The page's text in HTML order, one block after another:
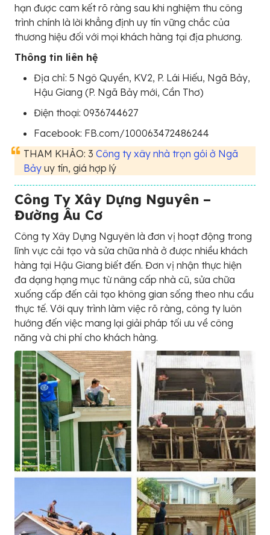
hạn được cam kết rõ ràng sau khi nghiệm thu công
trình chính là lời khẳng định uy tín vững chắc của
thương hiệu đối với mọi khách hàng tại địa phương.
Thông tin liên hệ
Địa chỉ: 5 Ngô Quyền, KV2, P. Lái Hiếu, Ngã Bảy,
Hậu Giang (P. Ngã Bảy mới, Cần Thơ)
Điện thoại: 0936744627
Facebook: FB.com/100063472486244
THAM KHẢO: 3 Công ty xây nhà trọn gói ở Ngã
Bảy uy tín, giá hợp lý
Công Ty Xây Dựng Nguyên –
Đường Âu Cơ
Công ty Xây Dựng Nguyên là đơn vị hoạt động trong
lĩnh vực cải tạo và sửa chữa nhà ở được nhiều khách
hàng tại Hậu Giang biết đến. Đơn vị nhận thực hiện
đa dạng hạng mục từ nâng cấp nhà cũ, sửa chữa
xuống cấp đến cải tạo không gian sống theo nhu cầu
thực tế. Với quy trình làm việc rõ ràng, công ty luôn
hướng đến việc mang lại giải pháp tối ưu về công
năng và chi phí cho khách hàng.